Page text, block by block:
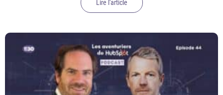
Lire l'article